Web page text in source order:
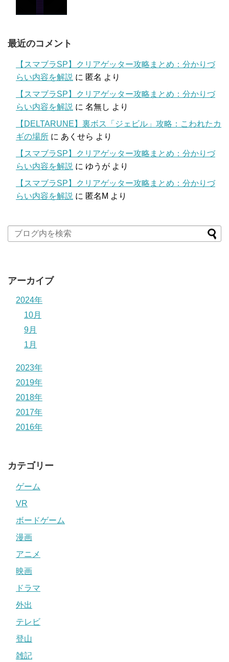
最近のコメント
【スマブラSP】クリアゲッター攻略まとめ：分かりづ
らい内容を解説 に 匿名 より
【スマブラSP】クリアゲッター攻略まとめ：分かりづ
らい内容を解説 に 名無し より
【DELTARUNE】裏ボス「ジェビル」攻略：こわれたカ
ギの場所 に あくせら より
【スマブラSP】クリアゲッター攻略まとめ：分かりづ
らい内容を解説 に ゆうが より
【スマブラSP】クリアゲッター攻略まとめ：分かりづ
らい内容を解説 に 匿名M より
アーカイブ
2024年
10月
9月
1月
2023年
2019年
2018年
2017年
2016年
カテゴリー
ゲーム
VR
ボードゲーム
漫画
アニメ
映画
ドラマ
外出
テレビ
登山
雑記